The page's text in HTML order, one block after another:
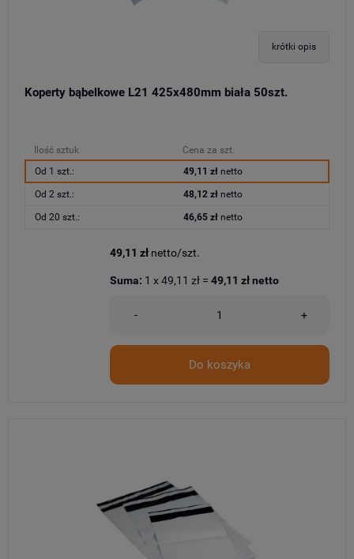
krótki opis
Koperty bąbelkowe L21 425x480mm biała 50szt.
Ilość sztuk
Cena za szt.
Od 1 szt.:
49,11 złnetto
Od 2 szt.: 48,12 złnetto
Od 20 szt.: 46,65 złnetto
49,11 zł netto/szt.
- +
Do koszyka
Suma: 1 x49,11 zł = 49,11 złnetto